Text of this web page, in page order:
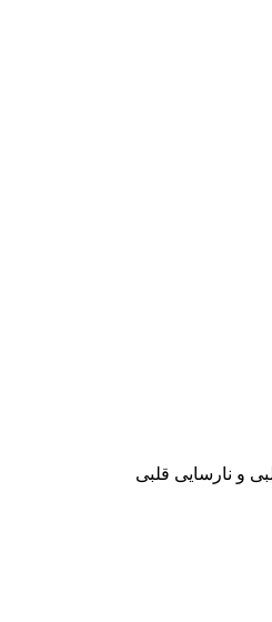
و نارسایی قلبی